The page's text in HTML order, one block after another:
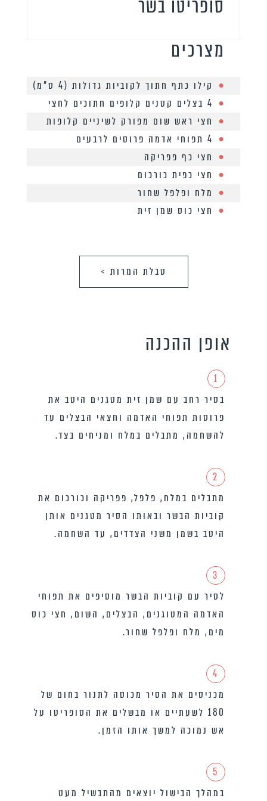
סופריטו בשר
מצרכים
קילו כתף חתוך לקוביות גדולות (4 ס”מ)
4 בצלים קטנים קלופים חתוכים לחצי
חצי ראש שום מפורק לשיניים קלופות
4 תפוחי אדמה פרוסים לרבעים
חצי כף פפריקה
חצי כפית כורכום
מלח ופלפל שחור
חצי כוס שמן זית
טבלת המרות >
אופן ההכנה
1
בסיר רחב עם שמן זית מטגנים היטב את
פרוסות תפוחי האדמה וחצאי הבצלים עד
להשחמה, מתבלים במלח ומניחים בצד.
2
מתבלים במלח, פלפל, פפריקה וכורכום את
קוביות הבשר ובאותו הסיר מטגנים אותן
היטב בשמן משני הצדדים, עד השחמה.
3
לסיר עם קוביות הבשר מוסיפים את תפוחי
האדמה המטוגנים, הבצלים, השום, חצי כוס
מים, מלח ופלפל שחור.
4
מכניסים את הסיר מכוסה לתנור בחום של
180 לשעתיים או מבשלים את הסופריטו על
אש נמוכה למשך אותו הזמן.
5
במהלך הבישול יוצאים מהתבשיל מעט